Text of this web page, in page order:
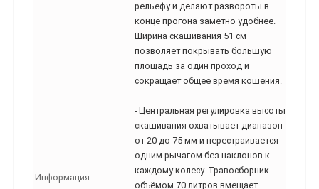
Информация
рельефу и делают развороты в
конце прогона заметно удобнее.
Ширина скашивания 51 см
позволяет покрывать большую
площадь за один проход и
сокращает общее время кошения.
- Центральная регулировка высоты
скашивания охватывает диапазон
от 20 до 75 мм и перестраивается
одним рычагом без наклонов к
каждому колесу. Травосборник
объёмом 70 литров вмещает